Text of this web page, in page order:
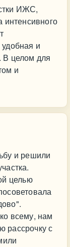
ИЖС,
интенсивного
и
В целом для
и
и решили
целью
всему, нам
рассрочку с